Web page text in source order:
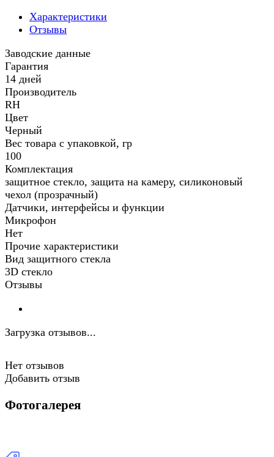
Характеристики
Отзывы
Заводские данные
Гарантия
14 дней
Производитель
RH
Цвет
Черный
Вес товара с упаковкой, гр
100
Комплектация
защитное стекло, защита на камеру, силиконовый
чехол (прозрачный)
Датчики, интерфейсы и функции
Микрофон
Нет
Прочие характеристики
Вид защитного стекла
3D стекло
Отзывы
Загрузка отзывов...
Нет отзывов
Добавить отзыв
Фотогалерея